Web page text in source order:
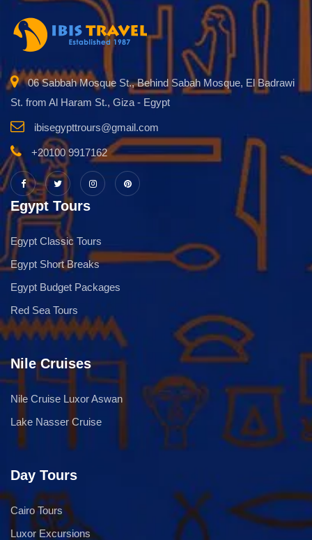
06 Sabbah Mosque St., Behind Sabah Mosque, El Badrawi
St. from Al Haram St., Giza - Egypt
ibisegypttrours@gmail.com
+20100 9917162
Egypt Tours
Egypt Classic Tours
Egypt Short Breaks
Egypt Budget Packages
Red Sea Tours
Nile Cruises
Nile Cruise Luxor Aswan
Lake Nasser Cruise
Day Tours
Cairo Tours
Luxor Excursions